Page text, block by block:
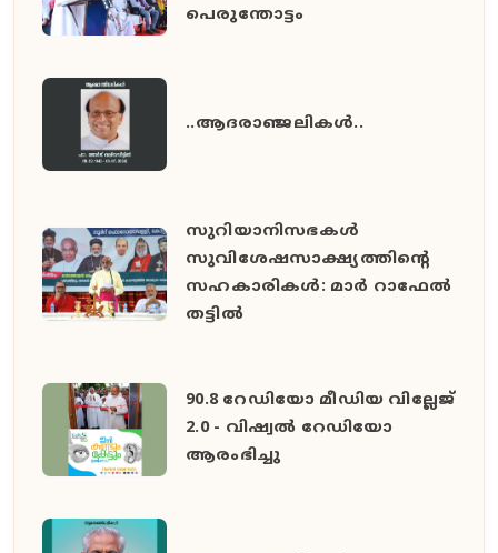
പെരുന്തോട്ടം
..ആദരാഞ്ജലികൾ..
സുറിയാനിസഭകൾ
സുവിശേഷസാക്ഷ്യത്തിൻ്റെ
സഹകാരികൾ: മാർ റാഫേൽ
തട്ടിൽ
90.8 റേഡിയോ മീഡിയ വില്ലേജ്
2.0 - വിഷ്വൽ റേഡിയോ
ആരംഭിച്ചു